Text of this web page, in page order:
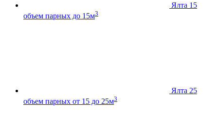
Ялта 15
объем парных до 15м3
Ялта 25
объем парных от 15 до 25м3